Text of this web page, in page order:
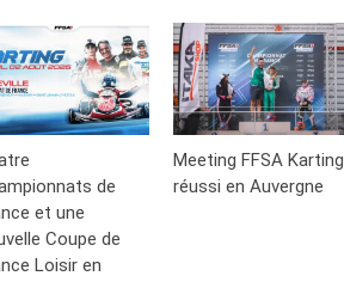
de
et une
Coupe de
Loisir en
Meeting FFSA Karting
réussi en Auvergne